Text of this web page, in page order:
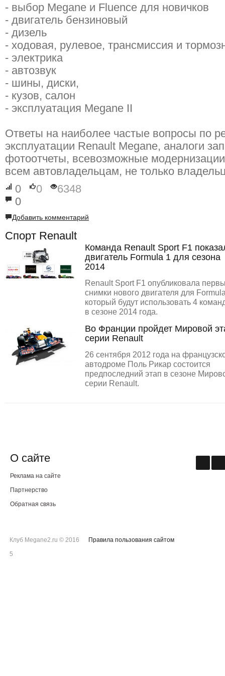
- выбор Megane и Fluence для новичков
- двигатель бензиновый
- дизель
- ходовая, рулевое, трансмиссия и
- электрика
- автозвук
- шины, диски,
- кузов, салон
- эксплуатация Megane II
Ответы на наиболее частые вопросы по
эксплуатации Renault Megane, аналоги
фотоотчеты, всевозможные
всем автовладельцам, не только
0
0
6348
0
Добавить комментарий
Спорт Renault
Команда Renault Sport F1
двигатель Formula 1 для сезона
2014
Renault Sport F1 опубликовала
снимки нового двигателя для
который будут использовать 4
в сезоне 2014 года.
Во Франции пройдет Мировой
серии Renault
26 сентября 2012 года на
автодроме Поль Рикар состоится
предпоследний этап в сезоне
серии Renault.
О сайте
Реклама на сайте
Партнерство
Обратная связь
Клуб Megane2.ru © 2016
Правила пользования сайтом
5